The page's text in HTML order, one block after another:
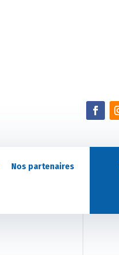
Nos partenaires